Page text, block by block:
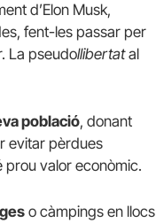
d’Elon Musk,
fent-les passar per
La pseudollibertatal
població, donant
evitar pèrdues
prou valor econòmic.
o càmpings en llocs